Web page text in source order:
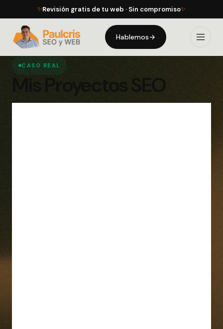
✨Revisión gratis de tu web · Sin compromiso✨
Hablemos→
CASO REAL
Mis Proyectos SEO